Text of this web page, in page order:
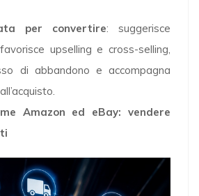
per convertire: suggerisce
upselling e cross-selling,
di abbandono e accompagna
Amazon ed eBay: vendere